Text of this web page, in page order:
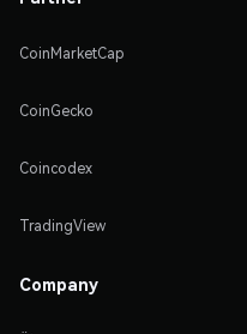
CoinMarketCap
CoinGecko
Coincodex
TradingView
Company